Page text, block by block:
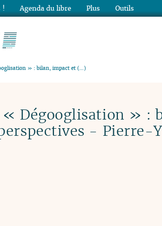
» : bilan, impact et (…)
« Dégooglisation » :
- Pierre-
! Agenda du libre Plus Outils